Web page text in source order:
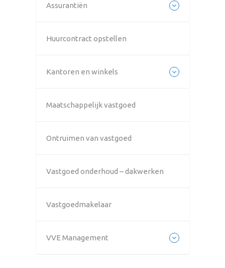
Assurantiën
Huurcontract opstellen
Kantoren en winkels
Maatschappelijk vastgoed
Ontruimen van vastgoed
Vastgoed onderhoud – dakwerken
Vastgoedmakelaar
VVE Management